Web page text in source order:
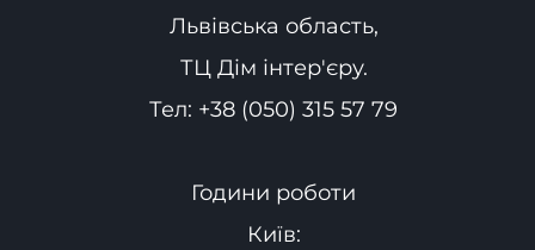
Львівська область,
ТЦ Дім інтер'єру.
Тел: +38 (050) 315 57 79
Години роботи
Київ: